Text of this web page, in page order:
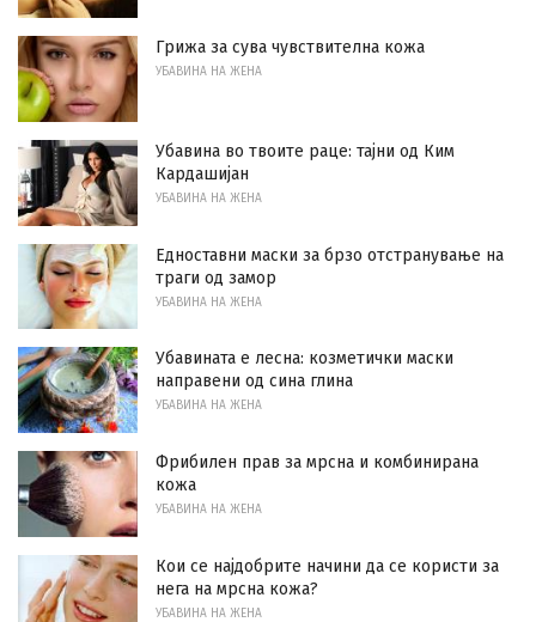
Грижа за сува чувствителна кожа
УБАВИНА НА ЖЕНА
Убавина во твоите раце: тајни од Ким
Кардашијан
УБАВИНА НА ЖЕНА
Едноставни маски за брзо отстранување на
траги од замор
УБАВИНА НА ЖЕНА
Убавината е лесна: козметички маски
направени од сина глина
УБАВИНА НА ЖЕНА
Фрибилен прав за мрсна и комбинирана
кожа
УБАВИНА НА ЖЕНА
Кои се најдобрите начини да се користи за
нега на мрсна кожа?
УБАВИНА НА ЖЕНА